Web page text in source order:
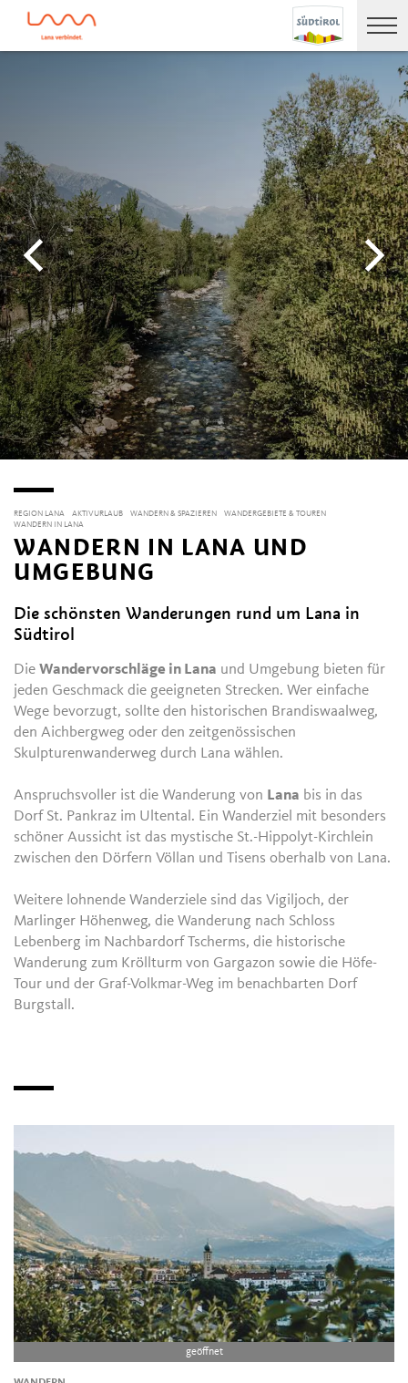
REGION LANA AKTIVURLAUB WANDERN & SPAZIEREN
WANDERGEBIETE & TOUREN
WANDERN IN LANA
WANDERN IN LANA UND
UMGEBUNG
Die schönsten Wanderungen rund um Lana in
Südtirol
DieWandervorschläge in Lana und Umgebung bieten für
jeden Geschmack die geeigneten Strecken. Wer einfache
Wege bevorzugt, sollte den historischen Brandiswaalweg,
den Aichbergweg oder den zeitgenössischen
Skulpturenwanderweg durch Lana wählen.
Anspruchsvoller ist die Wanderung von Lana bis in das
Dorf St. Pankraz im Ultental. Ein Wanderziel mit besonders
schöner Aussicht ist das mystische St.-Hippolyt-Kirchlein
zwischen den Dörfern Völlan und Tisens oberhalb von Lana.
Weitere lohnende Wanderziele sind das Vigiljoch, der
Marlinger Höhenweg, die Wanderung nach Schloss
Lebenberg im Nachbardorf Tscherms, die historische
Wanderung zum Kröllturm von Gargazon sowie die Höfe-
Tour und der Graf-Volkmar-Weg im benachbarten Dorf
Burgstall.
geöffnet